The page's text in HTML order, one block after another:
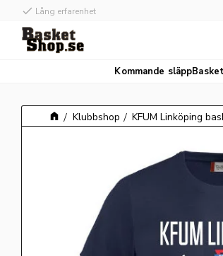
check Lång erfarenhet
check Hög kvalité
Kommande släpp
Klubbshop KFUM Linköping